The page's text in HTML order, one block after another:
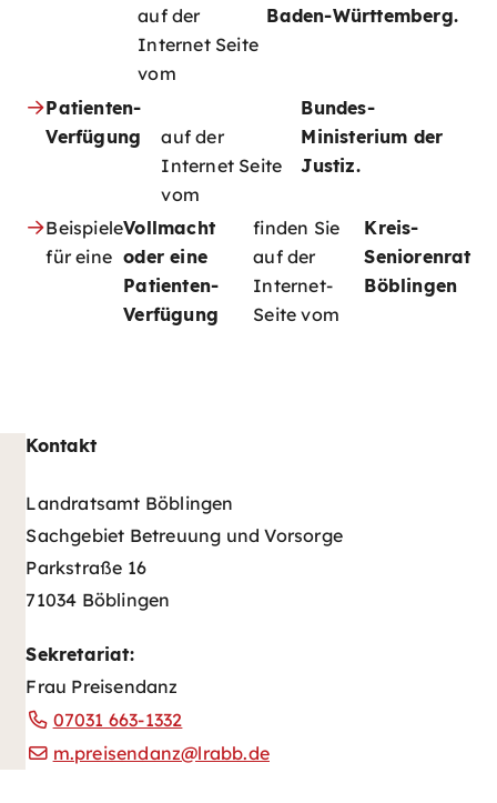
auf der
Internet Seite
vom
Baden-Württemberg.
Patienten-
Verfügung
auf der
Internet Seite
vom
Bundes-
Ministerium der
Justiz.
Beispiele
für eine
Vollmacht
oder eine
Patienten-
Verfügung
finden Sie
auf der
Internet-
Seite vom
Kreis-
Seniorenrat
Böblingen
Kontakt
Landratsamt Böblingen
Sachgebiet Betreuung und Vorsorge
Parkstraße 16
71034 Böblingen
Sekretariat:
Frau Preisendanz
07031 663-1332
m.preisendanz@lrabb.de